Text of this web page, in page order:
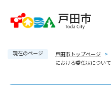
現在のページ 戸田市トップページ >
における委任状について